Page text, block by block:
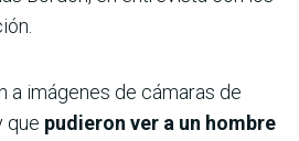
a imágenes de cámaras de
que pudieron ver a un hombre